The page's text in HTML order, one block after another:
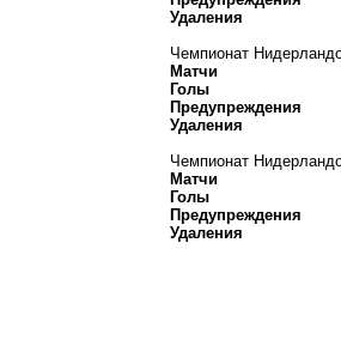
Удаления
Чемпионат
Матчи
Голы
Предупреждения
Удаления
Чемпионат
Матчи
Голы
Предупреждения
Удаления